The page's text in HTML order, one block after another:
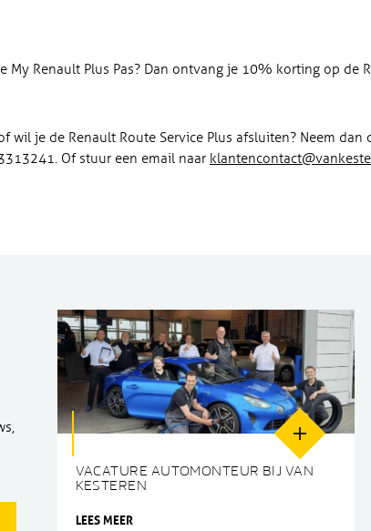
My Renault Plus Pas? Dan ontvang je 10% korting op de
wil je de Renault Route Service Plus afsluiten? Neem
Of stuur een email naar
VACATURE AUTOMONTEUR BIJ VAN
KESTEREN
LEES MEER